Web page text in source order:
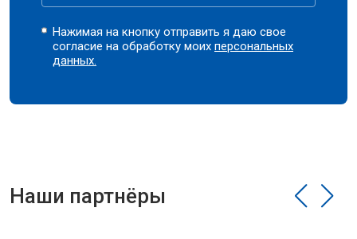
Нажимая на кнопку отправить я даю свое
согласие на обработку моихперсональных
данных.
Наши партнёры